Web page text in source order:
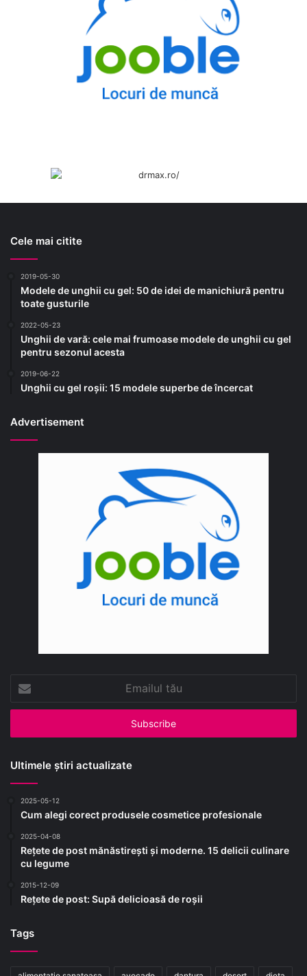
Cele mai citite
2019-05-30
Modele de unghii cu gel: 50 de idei de manichiură pentru
toate gusturile
2022-05-23
Unghii de vară: cele mai frumoase modele de unghii cu gel
pentru sezonul acesta
2019-06-22
Unghii cu gel roșii: 15 modele superbe de încercat
Advertisement
tău
Ultimele știri actualizate
2025-05-12
Cum alegi corect produsele cosmetice profesionale
2025-04-08
Rețete de post mănăstirești și moderne. 15 delicii culinare
cu legume
2015-12-09
Rețete de post: Supă delicioasă de roșii
Tags